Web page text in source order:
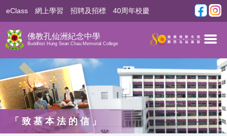
佛教孔仙洲紀念中學
Buddhist Hung Sean Chau Memorial College
eClass 網上學習 招聘及招標 40周年校慶
「致基本法的信」